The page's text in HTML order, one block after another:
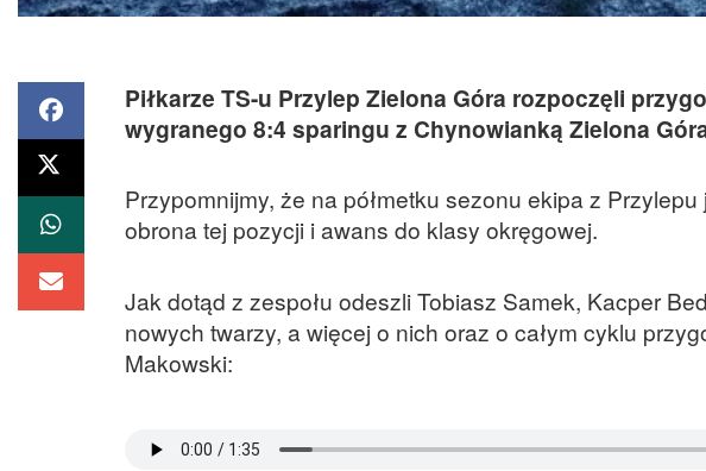
Piłkarze TS-u Przylep Zielona Góra rozpoczęli
wygranego 8:4 sparingu z Chynowianką Zielona
Przypomnijmy, że na półmetku sezonu ekipa z
obrona tej pozycji i awans do klasy okręgowej.
Jak dotąd z zespołu odeszli Tobiasz Samek, Kacper
nowych twarzy, a więcej o nich oraz o całym cyklu
Makowski: